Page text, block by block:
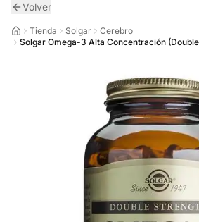
Volver
Tienda Solgar
Cerebro
Solgar Omega-3 Alta Concentración